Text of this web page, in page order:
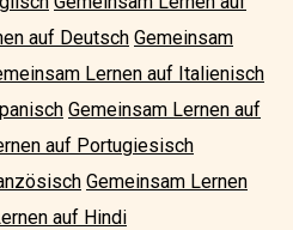
auf Deutsch Gemeinsam
Lernen auf Italienisch
Gemeinsam Lernen auf
auf Portugiesisch
Gemeinsam Lernen
auf Hindi